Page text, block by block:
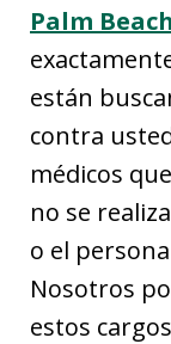
Palm Beach
están
contra
médicos
no se
o el
Nosotros
estos